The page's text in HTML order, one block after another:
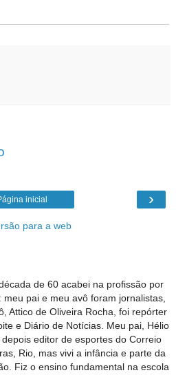
›
inicial
para a web
de 60 acabei na profissão por
meu pai e meu avô foram jornalistas,
Attico de Oliveira Rocha, foi repórter
e Diário de Notícias. Meu pai, Hélio
editor de esportes do Correio
Rio, mas vivi a infância e parte da
Fiz o ensino fundamental na escola